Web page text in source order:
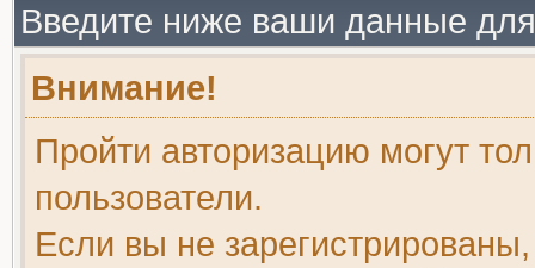
Введите ниже ваши данные
Внимание!
Пройти авторизацию могут
пользователи.
Если вы не